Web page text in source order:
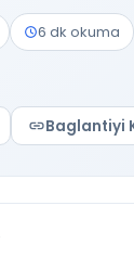
6 dk okuma
Baglantiyi